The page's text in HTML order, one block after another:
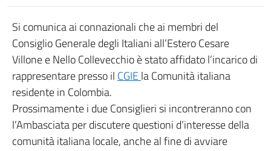
Si comunica ai connazionali che ai membri del
Consiglio Generale degli Italiani all’Estero Cesare
Villone e Nello Collevecchio è stato affidato l’incarico di
rappresentare presso il CGIE la Comunità italiana
residente in Colombia.
Prossimamente i due Consiglieri si incontreranno con
l’Ambasciata per discutere questioni d’interesse della
comunità italiana locale, anche al fine di avviare